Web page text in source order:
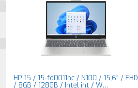
HP 15 / 15-fd0011nc / N100 / 15,6" / FHD
/ 8GB / 128GB / Intel int / W…